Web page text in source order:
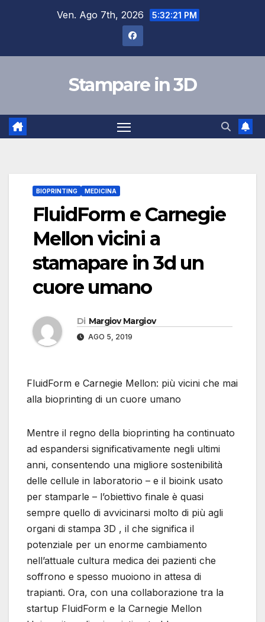
Ven. Ago 7th, 2026 5:32:22 PM
Stampare in 3D
BIOPRINTING MEDICINA
FluidForm e Carnegie
Mellon vicini a
stamapare in 3d un
cuore umano
Di Margiov Margiov
AGO 5, 2019
FluidForm e Carnegie Mellon: più vicini che mai
alla bioprinting di un cuore umano
Mentre il regno della bioprinting ha continuato
ad espandersi significativamente negli ultimi
anni, consentendo una migliore sostenibilità
delle cellule in laboratorio – e il bioink usato
per stamparle – l’obiettivo finale è quasi
sempre quello di avvicinarsi molto di più agli
organi di stampa 3D , il che significa il
potenziale per un enorme cambiamento
nell’attuale cultura medica dei pazienti che
soffrono e spesso muoiono in attesa di
trapianti. Ora, con una collaborazione tra la
startup FluidForm e la Carnegie Mellon